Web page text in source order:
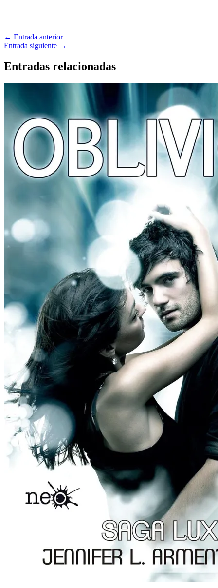
← Entrada anterior
Entrada siguiente →
Entradas relacionadas